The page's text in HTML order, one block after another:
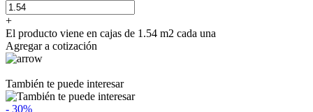
+
El producto viene en cajas de 1.54 m2 cada una
Agregar a cotización
También te puede interesar
- 30%